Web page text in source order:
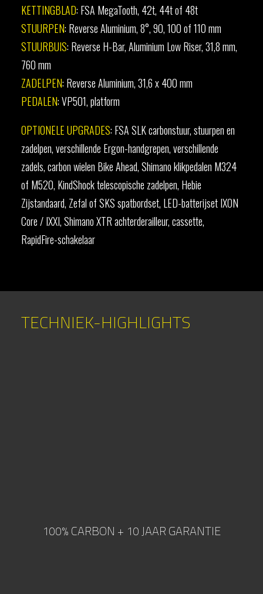
KETTINGBLAD: FSA MegaTooth, 42t, 44t of 48t
STUURPEN: Reverse Aluminium, 8°, 90, 100 of 110 mm
STUURBUIS: Reverse H-Bar, Aluminium Low Riser, 31,8 mm,
760 mm
ZADELPEN: Reverse Aluminium, 31,6 x 400 mm
PEDALEN: VP501, platform
OPTIONELE UPGRADES: FSA SLK carbonstuur, stuurpen en
zadelpen,verschillende Ergon-handgrepen, verschillende
zadels, carbon wielen Bike Ahead,Shimano klikpedalen M324
of M520, KindShock telescopische zadelpen, Hebie
Zijstandaard, Zefal of SKS spatbordset, LED-batterijset IXON
Core / IXXI, Shimano XTR achterderailleur, cassette,
RapidFire-schakelaar
TECHNIEK-HIGHLIGHTS
100% CARBON + 10 JAAR GARANTIE